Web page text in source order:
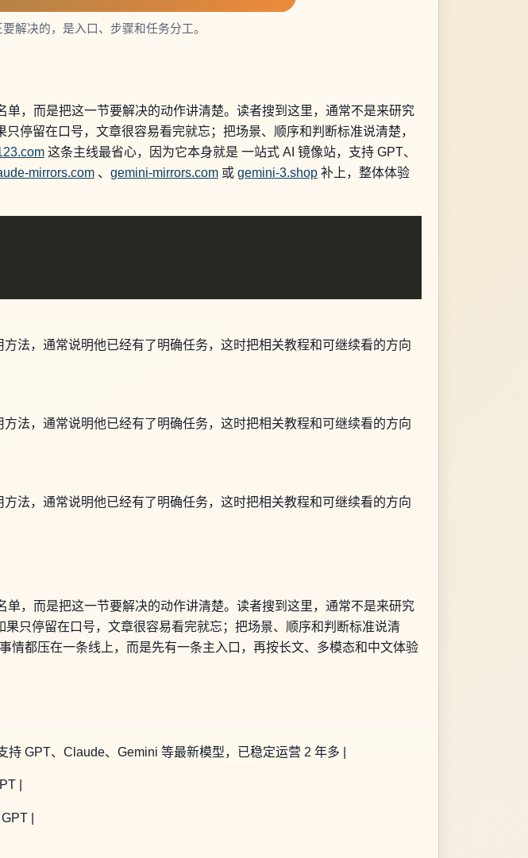
解决的，是入口、步骤和任务分工。
，而是把这一节要解决的动作讲清楚。读者搜到这里，通常不是来研究
停留在口号，文章很容易看完就忘；把场景、顺序和判断标准说清楚，
这条主线最省心，因为它本身就是 一站式 AI 镜像站，支持 GPT、
mirrors.com、 gemini-mirrors.com或 gemini-3.shop补上，整体体验
法，通常说明他已经有了明确任务，这时把相关教程和可继续看的方向
法，通常说明他已经有了明确任务，这时把相关教程和可继续看的方向
法，通常说明他已经有了明确任务，这时把相关教程和可继续看的方向
，而是把这一节要解决的动作讲清楚。读者搜到这里，通常不是来研究
只停留在口号，文章很容易看完就忘；把场景、顺序和判断标准说清
情都压在一条线上，而是先有一条主入口，再按长文、多模态和中文体验
GPT、Claude、Gemini 等最新模型，已稳定运营 2 年多 |
|
|